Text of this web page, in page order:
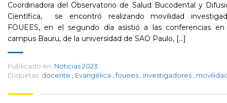
Coordinadora del Observatorio de Salud Bucodental y
Científica, se encontró realizando movilidad
FOUEES, en el segundo día asistió a las conferencias
campus Bauru, de la universidad de SAO Paulo, [...]
Publicado en: Noticias 2023
Etiquetas: docente Evangélica fouees investigadores